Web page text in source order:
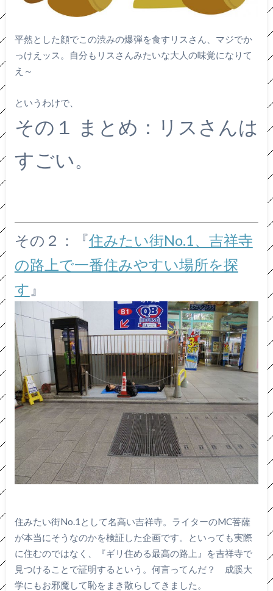
平然とした顔でこの渋みの爆弾を食すリスさん、マジでか
っけえッス。自分もリスさんみたいな大人の味覚になりて
え～
というわけで、
その１ まとめ：リスさんは
すごい。
その２：『住みたい街No.1、吉祥寺
の路上で一番住みやすい場所を探
す 』
住みたい街No.1として名高い吉祥寺。ライターのMC菩薩
が本当にそうなのかを検証した企画です。といっても実際
に住むのではなく、『ギリ住める最高の路上』を吉祥寺で
見つけることで証明するという。何言ってんだ？ 成蹊大
学にもお邪魔して恥をまき散らしてきました。